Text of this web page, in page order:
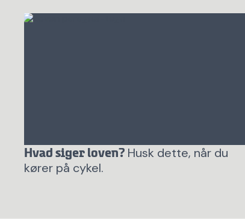
Hvad siger loven? Husk dette, når du
kører på cykel.